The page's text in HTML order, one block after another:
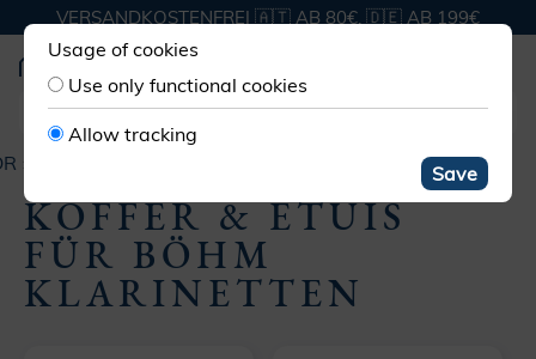
VERSANDKOSTENFREI 🇦🇹 AB 80€, 🇩🇪 AB 199€
KOFFER KLARINETTE BÖHM
KOFFER & ETUIS
FÜR BÖHM
KLARINETTEN
Usage of cookies
Use only functional cookies
Allow tracking
Save